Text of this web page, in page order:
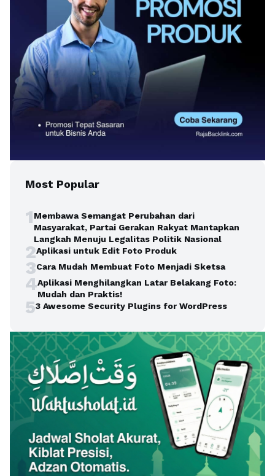
Most Popular
1Membawa Semangat Perubahan dari
Masyarakat, Partai Gerakan Rakyat Mantapkan
Langkah Menuju Legalitas Politik Nasional
2Aplikasi untuk Edit Foto Produk
3Cara Mudah Membuat Foto Menjadi Sketsa
4Aplikasi Menghilangkan Latar Belakang Foto:
Mudah dan Praktis!
53 Awesome Security Plugins for WordPress